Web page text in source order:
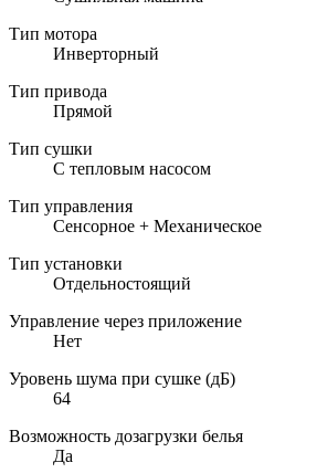
Тип мотора
Инверторный
Тип привода
Прямой
Тип сушки
С тепловым насосом
Тип управления
Сенсорное + Механическое
Тип установки
Отдельностоящий
Управление через приложение
Нет
Уровень шума при сушке (дБ)
64
Возможность дозагрузки белья
Да